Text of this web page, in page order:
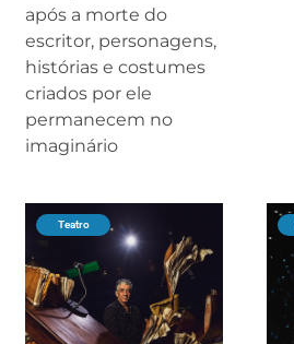
após a morte do
escritor, personagens,
histórias e costumes
criados por ele
permanecem no
imaginário
Teatro